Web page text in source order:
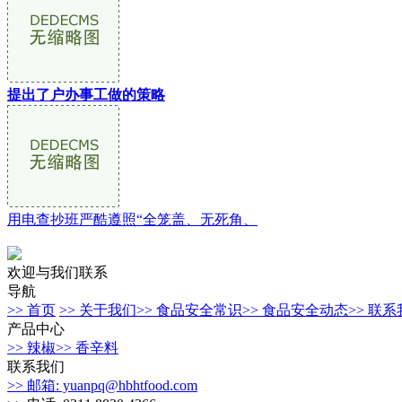
提出了户办事工做的策略
用电查抄班严酷遵照“全笼盖、无死角、
欢迎与我们联系
导航
>> 首页 >> 关于我们>> 食品安全常识>> 食品安全动态>> 联系
产品中心
>> 辣椒>> 香辛料
联系我们
>> 邮箱: yuanpq@hbhtfood.com